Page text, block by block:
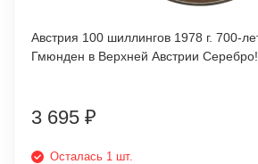
Австрия 100 шиллингов 1978 г. 700-летие города
Гмюнден в Верхней Австрии Серебро!
3 695 ₽
Осталась 1 шт.